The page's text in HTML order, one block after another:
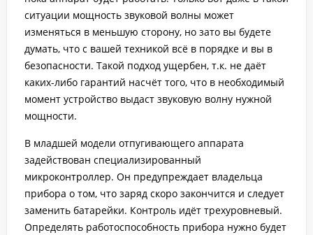
ситуации мощность звуковой волны может
изменяться в меньшую сторону, но зато вы будете
думать, что с вашей техникой всё в порядке и вы в
безопасности. Такой подход ущербен, т.к. не даёт
каких-либо гарантий насчёт того, что в необходимый
момент устройство выдаст звуковую волну нужной
мощности.
В младшей модели отпугивающего аппарата
задействован специализированный
микроконтроллер. Он предупреждает владельца
прибора о том, что заряд скоро закончится и следует
заменить батарейки. Контроль идёт трехуровневый.
Определять работоспособность прибора нужно будет